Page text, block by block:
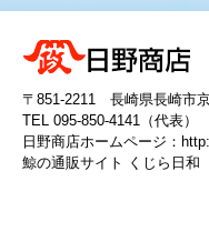
〒851-2211 長崎県長崎市
TEL 095-850-4141（代表）
日野商店ホームページ：
鯨の通販サイト くじら日和